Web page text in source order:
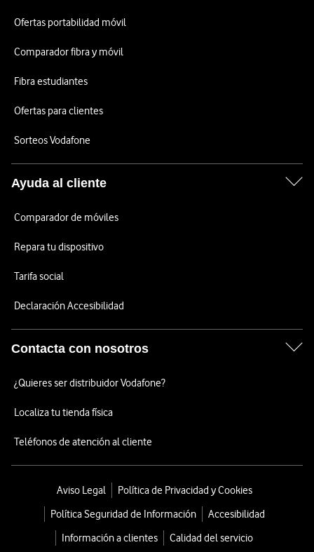
Ofertas portabilidad móvil
Comparador fibra y móvil
Fibra estudiantes
Ofertas para clientes
Sorteos Vodafone
Ayuda al cliente
Comparador de móviles
Repara tu dispositivo
Tarifa social
Declaración Accesibilidad
Contacta con nosotros
¿Quieres ser distribuidor Vodafone?
Localiza tu tienda física
Teléfonos de atención al cliente
Aviso Legal
Política de Privacidad y Cookies
Política Seguridad de Información
Accesibilidad
Información a clientes
Calidad del servicio